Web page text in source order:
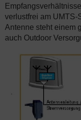
verlustfrei am UMTS-
Antenne steht einem
auch Outdoor